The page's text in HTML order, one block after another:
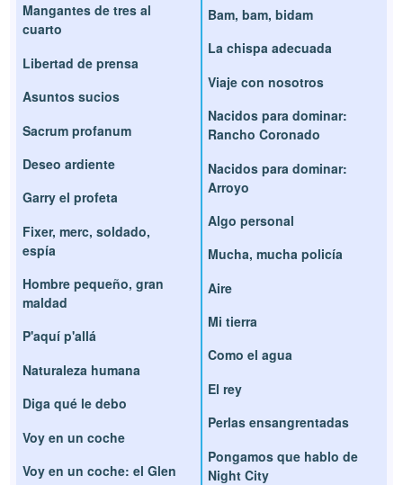
Mangantes de tres al
cuarto
Libertad de prensa
Asuntos sucios
Sacrum profanum
Deseo ardiente
Garry el profeta
Fixer, merc, soldado,
espía
Hombre pequeño, gran
maldad
P'aquí p'allá
Naturaleza humana
Diga qué le debo
Voy en un coche
Voy en un coche: el Glen
Bam, bam, bidam
La chispa adecuada
Viaje con nosotros
Nacidos para dominar:
Rancho Coronado
Nacidos para dominar:
Arroyo
Algo personal
Mucha, mucha policía
Aire
Mi tierra
Como el agua
El rey
Perlas ensangrentadas
Pongamos que hablo de
Night City